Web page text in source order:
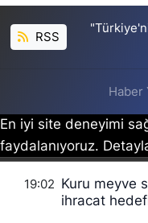
RSS
Haber
En iyi site deneyimi
faydalanıyoruz.
19:02 Kuru meyve
ihracat